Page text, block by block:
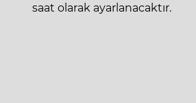
saat olarak ayarlanacaktır.